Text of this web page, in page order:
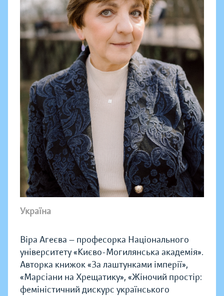
Україна
Віра Агеєва — професорка Національного
університету «Києво-Могилянська академія».
Авторка книжок «За лаштунками імперії»,
«Марсіани на Хрещатику», «Жіночий простір:
феміністичний дискурс українського